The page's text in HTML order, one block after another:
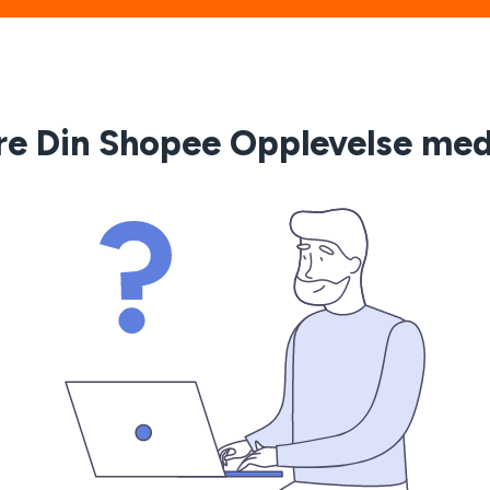
Din Shopee Opplevelse